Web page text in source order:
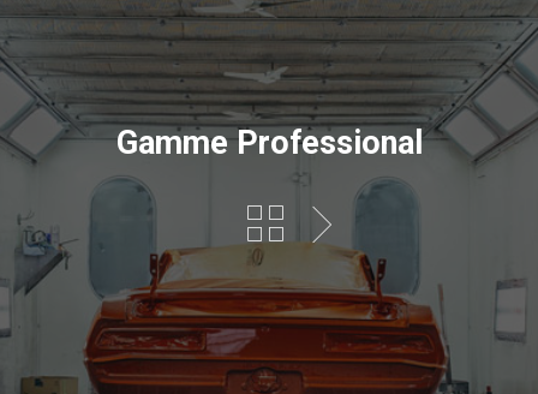
Gamme Professional